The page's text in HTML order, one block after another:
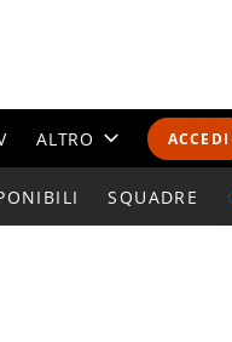
ACCEDI
ALTRO
CALENDARI ESQUADRE